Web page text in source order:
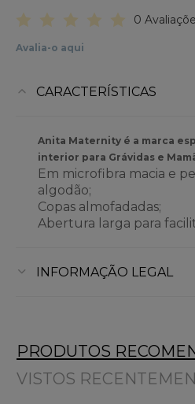
0
Avalia-o aqui
CARACTERÍSTICAS
Anita Maternity é a marca
interior para Grávidas e
Em microfibra macia e
algodão;
Copas almofadadas;
Abertura larga para
INFORMAÇÃO LEGAL
PRODUTOS
VISTOS